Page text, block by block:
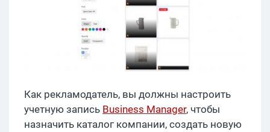
Как рекламодатель, вы должны настроить
учетную запись Business Manager, чтобы
назначить каталог компании, создать новую